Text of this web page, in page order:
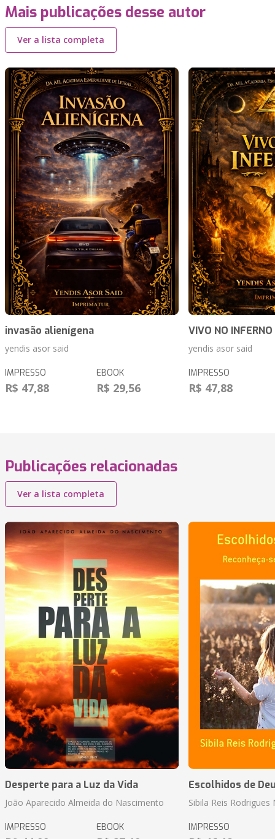
Mais publicações desse autor
Ver a lista completa
invasão alienígena
yendis asor said
IMPRESSO
R$ 47,88
EBOOK
R$ 29,56
VIVO NO INFERNO
yendis asor said
IMPRESSO
R$ 47,88
Publicações relacionadas
Ver a lista completa
Desperte para a Luz da Vida
João Aparecido Almeida do Nascimento
IMPRESSO EBOOK
Escolhidos de
Sibila Reis
IMPRESSO